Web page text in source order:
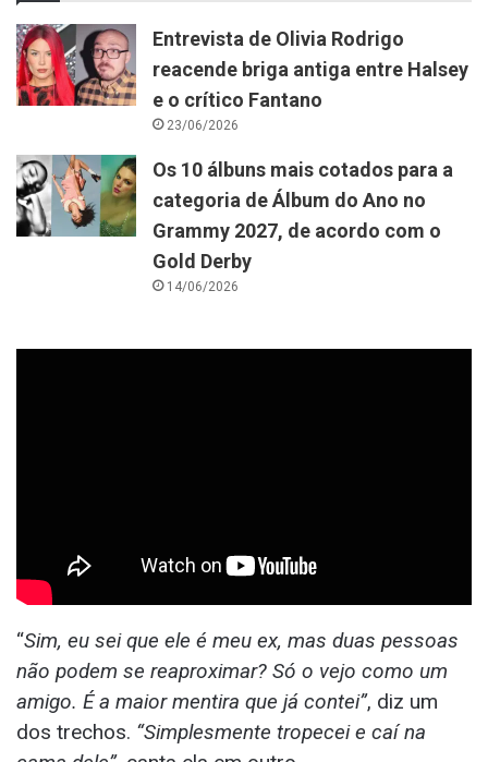
Entrevista de Olivia Rodrigo
reacende briga antiga entre Halsey
e o crítico Fantano
23/06/2026
Os 10 álbuns mais cotados para a
categoria de Álbum do Ano no
Grammy 2027, de acordo com o
Gold Derby
14/06/2026
“Sim, eu sei que ele é meu ex, mas duas pessoas
não podem se reaproximar? Só o vejo como um
amigo. É a maior mentira que já contei”, diz um
dos trechos. “Simplesmente tropecei e caí na